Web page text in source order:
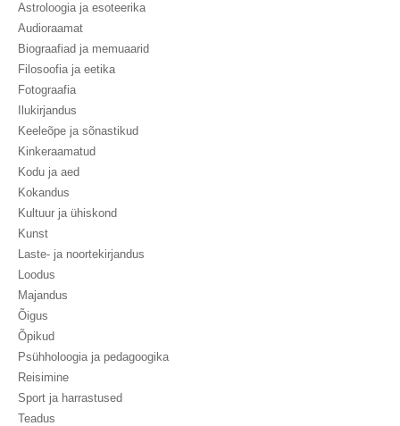
Astroloogia ja esoteerika
Audioraamat
Biograafiad ja memuaarid
Filosoofia ja eetika
Fotograafia
Ilukirjandus
Keeleõpe ja sõnastikud
Kinkeraamatud
Kodu ja aed
Kokandus
Kultuur ja ühiskond
Kunst
Laste- ja noortekirjandus
Loodus
Majandus
Õigus
Õpikud
Psühholoogia ja pedagoogika
Reisimine
Sport ja harrastused
Teadus